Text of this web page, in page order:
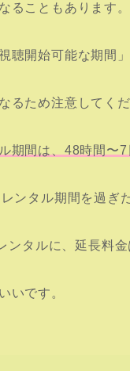
ることもあります。
聴開始可能な期間
るため注意してくだ
期間は、48時間〜7
ンタル期間を過ぎ
タルに、延長料金
いです。